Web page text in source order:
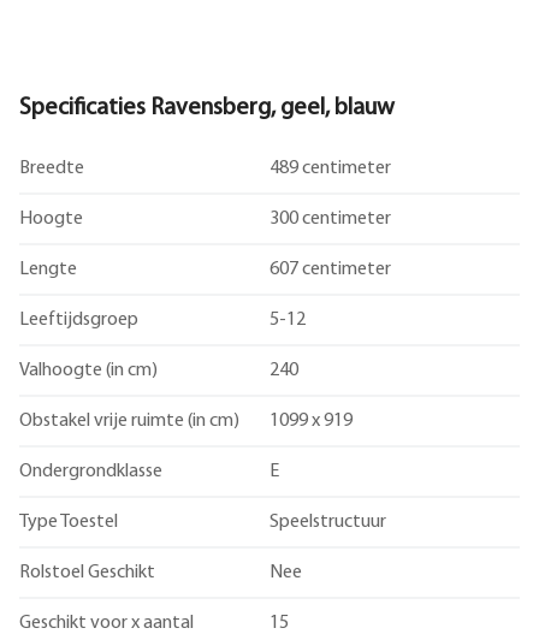
Specificaties Ravensberg, geel, blauw
Breedte 489 centimeter
Hoogte 300 centimeter
Lengte 607 centimeter
Leeftijdsgroep 5-12
Valhoogte (in cm) 240
Obstakel vrije ruimte (in cm) 1099 x 919
Ondergrondklasse E
Type Toestel Speelstructuur
Rolstoel Geschikt Nee
Geschikt voor x aantal
15